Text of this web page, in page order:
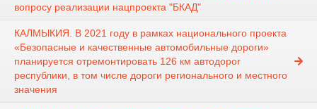
вопросу реализации нацпроекта "БКАД"
КАЛМЫКИЯ. В 2021 году в рамках национального проекта
«Безопасные и качественные автомобильные дороги»
планируется отремонтировать 126 км автодорог
республики, в том числе дороги регионального и местного
значения